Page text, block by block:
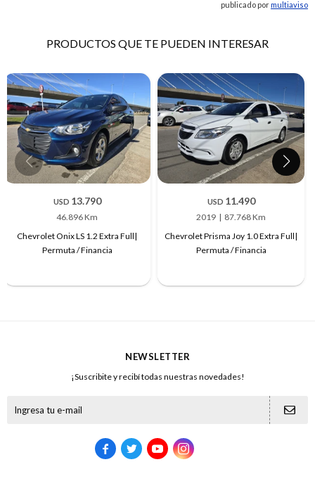
publicado pormultiaviso
PRODUCTOS QUE TE PUEDEN INTERESAR
USD 13.790
46.896 Km
Chevrolet Onix LS 1.2 Extra Full|
Permuta / Financia
USD 11.490
2019
87.768 Km
Chevrolet Prisma Joy 1.0 Extra Full|
Permuta / Financia
NEWSLETTER
¡Suscribite y recibí todas nuestras novedades!
   